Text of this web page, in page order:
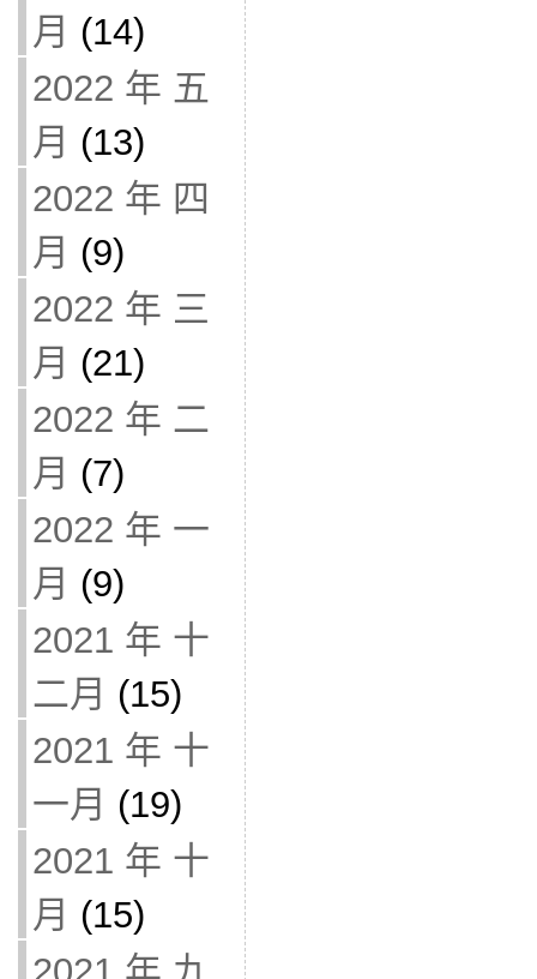
月 (14)
2022 年 五
月 (13)
2022 年 四
月 (9)
2022 年 三
月 (21)
2022 年 二
月 (7)
2022 年 一
月 (9)
2021 年 十
二月 (15)
2021 年 十
一月 (19)
2021 年 十
月 (15)